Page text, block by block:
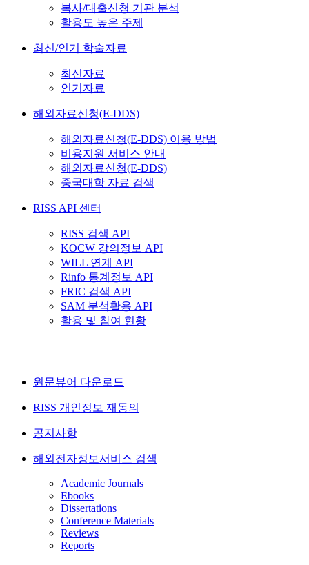
복사/대출신청 기관 분석
활용도 높은 주제
최신/인기 학술자료
최신자료
인기자료
해외자료신청(E-DDS)
해외자료신청(E-DDS) 이용 방법
비용지원 서비스 안내
해외자료신청(E-DDS)
중국대학 자료 검색
RISS API 센터
RISS 검색 API
KOCW 강의정보 API
WILL 연계 API
Rinfo 통계정보 API
FRIC 검색 API
SAM 분석활용 API
활용 및 참여 현황
원문뷰어 다운로드
RISS 개인정보 재동의
공지사항
해외전자정보서비스 검색
Academic Journals
Ebooks
Dissertations
Conference Materials
Reviews
Reports